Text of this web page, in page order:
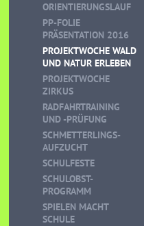
ORIENTIERUNGSLAUF
PP-FOLIE
PRÄSENTATION 2016
PROJEKTWOCHE WALD
UND NATUR ERLEBEN
PROJEKTWOCHE
ZIRKUS
RADFAHRTRAINING
UND -PRÜFUNG
SCHMETTERLINGS-
AUFZUCHT
SCHULFESTE
SCHULOBST-
PROGRAMM
SPIELEN MACHT
SCHULE